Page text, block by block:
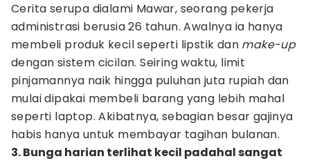
Cerita serupa dialami Mawar, seorang pekerja
administrasi berusia 26 tahun. Awalnya ia hanya
membeli produk kecil seperti lipstik dan make-up
dengan sistem cicilan. Seiring waktu, limit
pinjamannya naik hingga puluhan juta rupiah dan
mulai dipakai membeli barang yang lebih mahal
seperti laptop. Akibatnya, sebagian besar gajinya
habis hanya untuk membayar tagihan bulanan.
3. Bunga harian terlihat kecil padahal sangat